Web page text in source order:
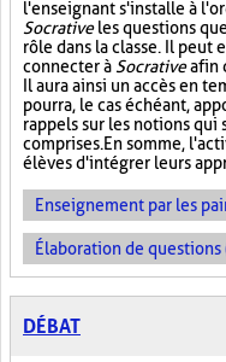
l'enseignant s'installe à
Socrativeles questions
rôle dans la classe. Il peut
connecter à Socrativeafin
Il aura ainsi un accès en
pourra, le cas échéant,
rappels sur les notions
comprises. En somme,
élèves d'intégrer leurs
Enseignement par les
Élaboration de questions
DÉBAT